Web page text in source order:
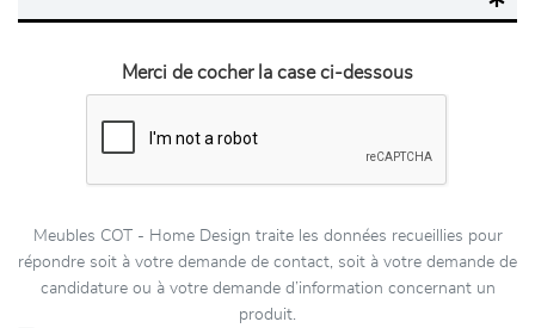
Merci de cocher la case ci-dessous
Meubles COT - Home Design traite les données recueillies pour
répondre soit à votre demande de contact, soit à votre demande de
candidature ou à votre demande d’information concernant un
produit.